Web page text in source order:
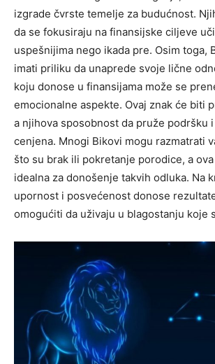
izgrade čvrste temelje za budućnost.
da se fokusiraju na finansijske ciljeve
uspešnijima nego ikada pre. Osim toga,
imati priliku da unaprede svoje lične
koju donose u finansijama može se
emocionalne aspekte. Ovaj znak će biti
a njihova sposobnost da pruže podršku
cenjena. Mnogi Bikovi mogu razmatrati
što su brak ili pokretanje porodice, a
idealna za donošenje takvih odluka. Na
upornost i posvećenost donose
omogućiti da uživaju u blagostanju koje